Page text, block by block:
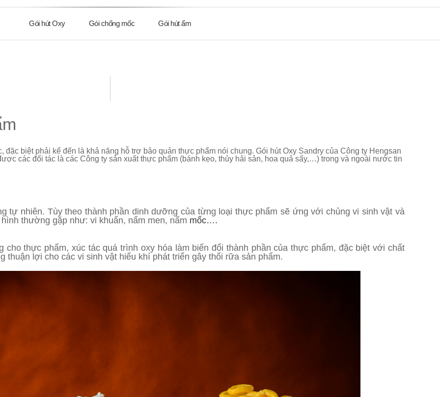
Gói hút Oxy Gói chống mốc Gói hút ẩm
biệt phải kể đến là khả năng hỗ trợ bảo quản thực phẩm nói chung. Gói hút Oxy Sandry của Công ty Hengsan
các đối tác là các Công ty sản xuất thực phẩm (bánh kẹo, thủy hải sản, hoa quả sấy,…) trong và ngoài nước tin
tự nhiên. Tùy theo thành phần dinh dưỡng của từng loại thực phẩm sẽ ứng với chủng vi sinh vật và
thường gặp như: vi khuẩn, nấm men, nấm mốc….
cho thực phẩm, xúc tác quá trình oxy hóa làm biến đổi thành phần của thực phẩm, đặc biệt với chất
lợi cho các vi sinh vật hiếu khí phát triển gây thối rữa sản phẩm.